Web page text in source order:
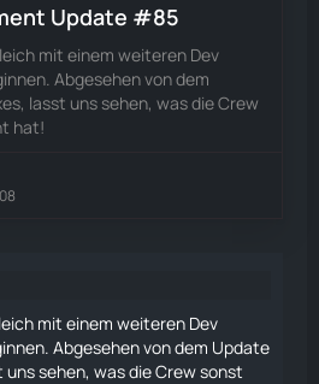
Update #85
mit einem weiteren Dev
Abgesehen von dem
lasst uns sehen, was die Crew
hat!
mit einem weiteren Dev
Abgesehen von dem Update
sehen, was die Crew sonst